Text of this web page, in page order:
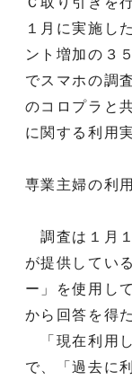
１月に実施し
ント増加の３
でスマホの調
のコロプラと
に関する利用
専業主婦の利
調査は１月
が提供してい
ー」を使用し
から回答を得た
「現在利用
で、「過去に